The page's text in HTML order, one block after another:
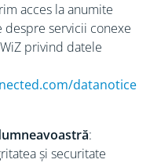
acces la anumite
despre servicii conexe
privind datele
datanotice
:
și securitate